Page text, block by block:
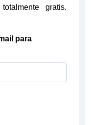
gratis.
para